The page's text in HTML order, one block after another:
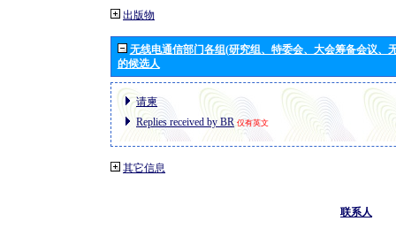
出版物
无线电通信部门各组(研究组、特委会、大会筹备会议、
的候选人
请柬
Replies received by BR 仅有英文
其它信息
联系人